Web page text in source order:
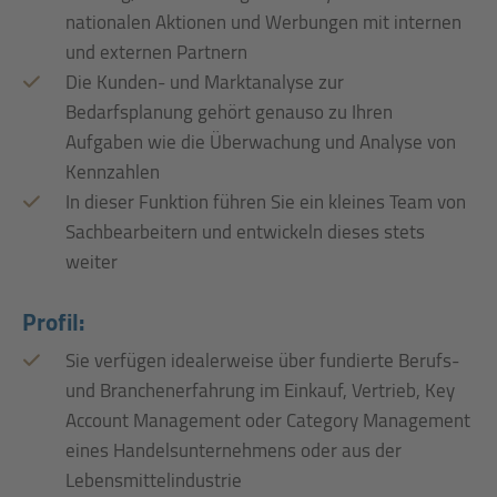
nationalen Aktionen und Werbungen mit internen
und externen Partnern
Die Kunden- und Marktanalyse zur
Bedarfsplanung gehört genauso zu Ihren
Aufgaben wie die Überwachung und Analyse von
Kennzahlen
In dieser Funktion führen Sie ein kleines Team von
Sachbearbeitern und entwickeln dieses stets
weiter
Profil:
Sie verfügen idealerweise über fundierte Berufs-
und Branchenerfahrung im Einkauf, Vertrieb, Key
Account Management oder Category Management
eines Handelsunternehmens oder aus der
Lebensmittelindustrie